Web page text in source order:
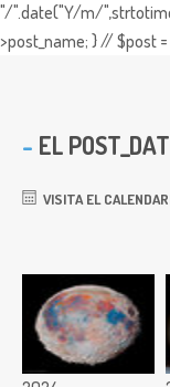
"/".date("Y/m/
>post_name; } // $post
EL
VISITA EL